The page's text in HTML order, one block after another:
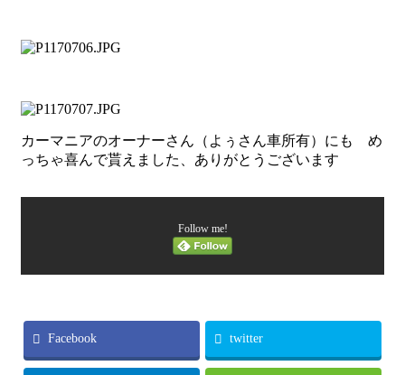
カーマニアのオーナーさん（よぅさん車所有）にも め
っちゃ喜んで貰えました、ありがとうございます
Follow me!
Facebook twitter